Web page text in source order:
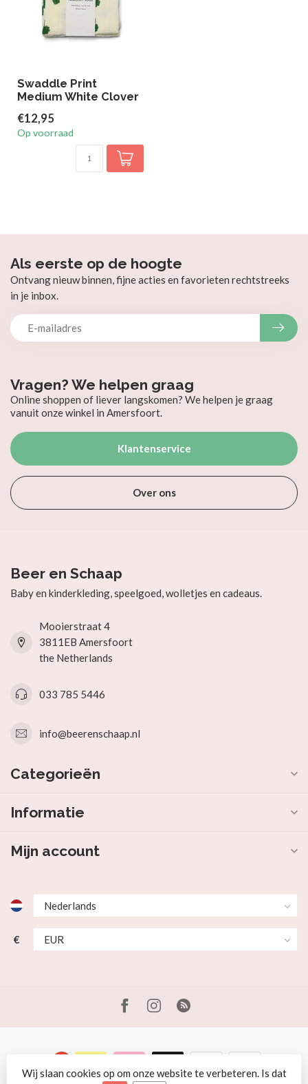
Swaddle Print
Medium White Clover
€12,95
Op voorraad
Vragen? We helpen graag
Online shoppen of liever langskomen? We helpen je graag
vanuit onze winkel in Amersfoort.
Klantenservice
Over ons
Als eerste op de hoogte
Ontvang nieuw binnen, fijne acties en favorieten rechtstreeks
in je inbox.
Beer en Schaap
Baby en kinderkleding, speelgoed, wolletjes en cadeaus.
Mooierstraat 4
3811EB Amersfoort
the Netherlands
033 785 5446
info@beerenschaap.nl
Categorieën
Informatie
Mijn account
€
Wij slaan cookies op om onze website te verbeteren. Is dat